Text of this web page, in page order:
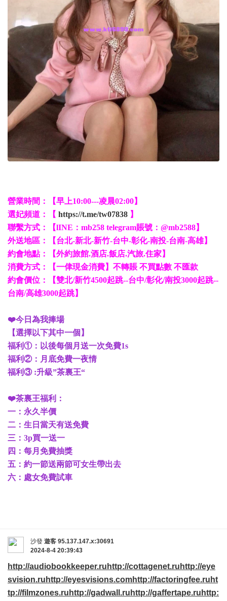
營業時間：【早上10:00---凌晨02:00】
選妃頻道：【 https://t.me/tw07838 】
聯繫方式：【lINE：mb258 telegram賬號：@mb2588】
外送地區：【台北-新北-新竹-台中-彰化-南投-台南-高雄】
約會地點：【外約旅館.酒店.飯店.汽旅.住家】
消費方式：【一侓現金消費】不轉賬 不買點數 不匯款
約會價位：【雙北/新竹4500起跳--台中/彰化/南投3000起跳--
台南/高雄3000起跳】
❤️今日為我捧場
【選擇以下其中一個】
福利①：以後每個月送一次免費1s
福利②：月底免費一夜情
福利③ :升級”茶裏王“
❤️茶裏王福利：
一：永久半價
二：生日當天有送免費
三：3p買一送一
四：每月免費抽獎
五：約一節送兩節可女生帶出去
六：處女免費試車
沙發 遊客 95.137.147.x:30691
2024-8-4 20:39:43
http://audiobookkeeper.ru http://cottagenet.ru http://eye
svision.ru http://eyesvisions.comhttp://factoringfee.ru ht
tp://filmzones.ru http://gadwall.ru http://gaffertape.ru http: